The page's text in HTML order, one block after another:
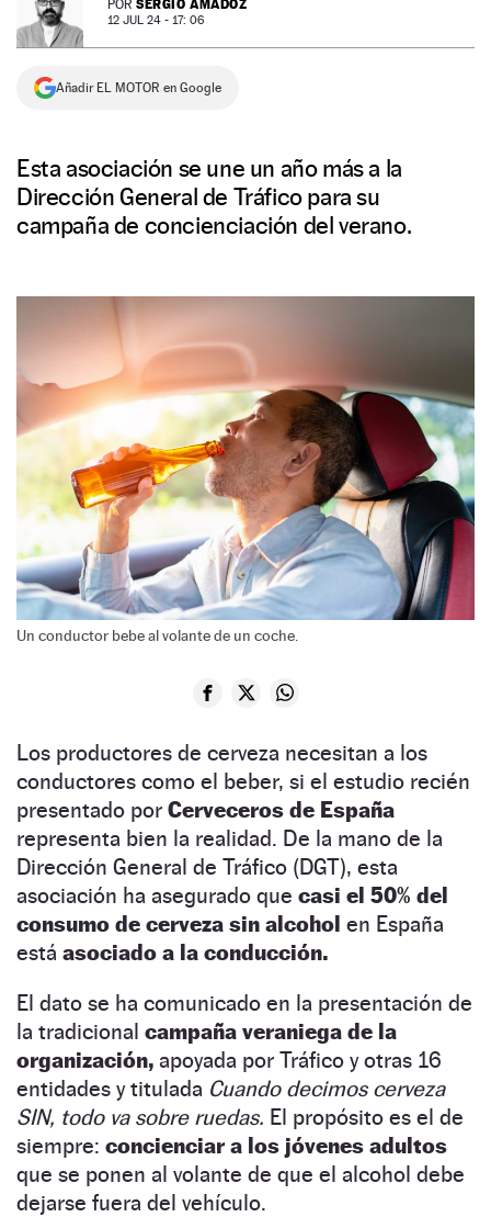
NEWSLETTER
SÍGUENOS
POR SERGIO AMADOZ
12 JUL 24 - 17: 06
Añadir EL MOTOR en Google
Esta asociación se une un año más a la
Dirección General de Tráfico para su
campaña de concienciación del verano.
Un conductor bebe al volante de un coche.
Los productores de cerveza necesitan a los
conductores como el beber, si el estudio recién
presentado por Cerveceros de España
representa bien la realidad. De la mano de la
Dirección General de Tráfico (DGT), esta
asociación ha asegurado que casi el 50% del
consumo de cerveza sin alcohol en España
está asociado a la conducción.
El dato se ha comunicado en la presentación de
la tradicional campaña veraniega de la
organización, apoyada por Tráfico y otras 16
entidades y titulada Cuando decimos cerveza
SIN, todo va sobre ruedas. El propósito es el de
siempre: concienciar a los jóvenes adultos
que se ponen al volante de que el alcohol debe
dejarse fuera del vehículo.